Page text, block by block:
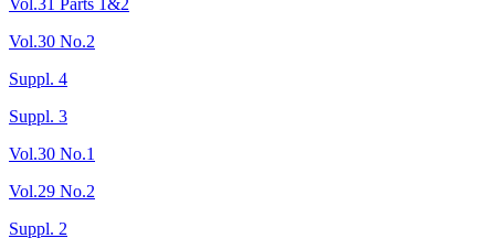
Vol.30 No.2
Suppl. 4
Suppl. 3
Vol.30 No.1
Vol.29 No.2
Suppl. 2